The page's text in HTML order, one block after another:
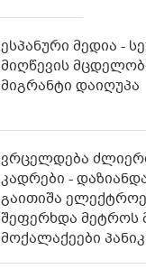
ესპანური მედია -
მიღწევის
მიგრანტი დაიღუპა
ვრცელდება
კადრები -
გაითიშა
შეფერხდა მეტროს
მოქალაქეები